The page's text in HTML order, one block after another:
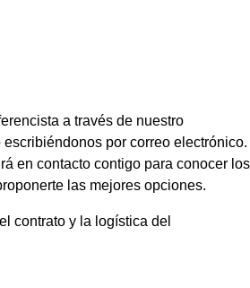
a través de nuestro
por correo electrónico.
en contacto contigo para conocer los
las mejores opciones.
contrato y la logística del